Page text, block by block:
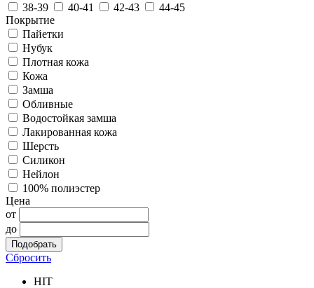
38-39
40-41 42-43
44-45
Покрытие
Пайетки
Нубук
Плотная кожа
Кожа
Замша
Обливные
Водостойкая замша
Лакированная кожа
Шерсть
Силикон
Нейлон
100% полиэстер
Цена
от
до
Сбросить
HIT